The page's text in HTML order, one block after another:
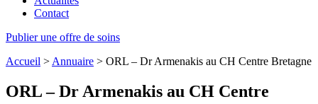
Contact
Publier une offre de soins
Accueil > Annuaire > ORL – Dr Armenakis au CH Centre Bretagne
ORL – Dr Armenakis au CH Centre